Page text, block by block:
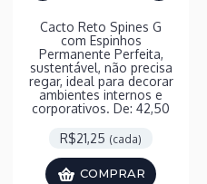
Cacto Reto Spines G
com Espinhos
Permanente Perfeita,
sustentável, não precisa
regar, ideal para decorar
ambientes internos e
corporativos. De: 42,50
R$21,25 (cada)
COMPRAR